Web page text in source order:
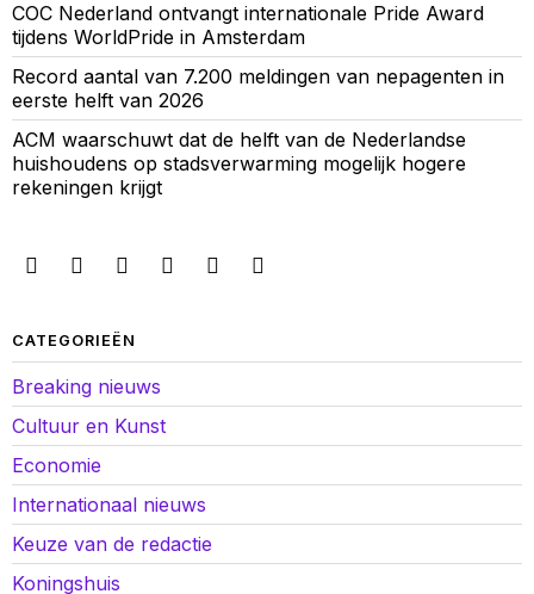
COC Nederland ontvangt internationale Pride Award
tijdens WorldPride in Amsterdam
Record aantal van 7.200 meldingen van nepagenten in
eerste helft van 2026
ACM waarschuwt dat de helft van de Nederlandse
huishoudens op stadsverwarming mogelijk hogere
rekeningen krijgt
CATEGORIEËN
Breaking nieuws
Cultuur en Kunst
Economie
Internationaal nieuws
Keuze van de redactie
Koningshuis